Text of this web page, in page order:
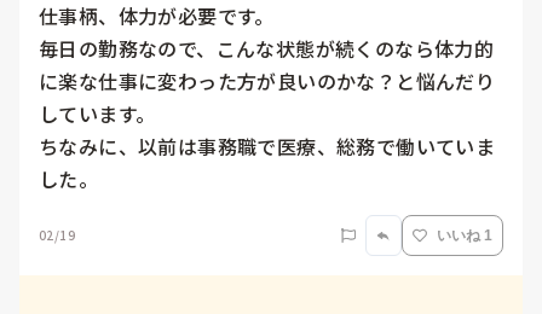
仕事柄、体力が必要です。
毎日の勤務なので、こんな状態が続くのなら体力的
に楽な仕事に変わった方が良いのかな？と悩んだり
しています。
ちなみに、以前は事務職で医療、総務で働いていま
した。
02/19 いいね 1